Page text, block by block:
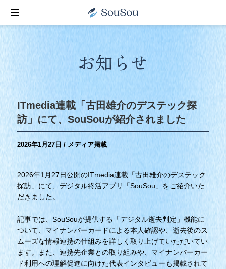
お知らせ
ITmedia連載「古田雄介のデステック探
訪」にて、SouSouが紹介されました
2026年1月27日 / メディア掲載
2026年1月27日公開のITmedia連載「古田雄介のデステック
探訪」にて、デジタル終活アプリ「SouSou」をご紹介いた
だきました。
記事では、SouSouが提供する「デジタル逝去判定」機能に
ついて、マイナンバーカードによる本人確認や、逝去後のス
ムーズな情報連携の仕組みを詳しく取り上げていただいてい
ます。また、連携先企業との取り組みや、マイナンバーカー
ド利用への理解促進に向けた代表インタビューも掲載されて